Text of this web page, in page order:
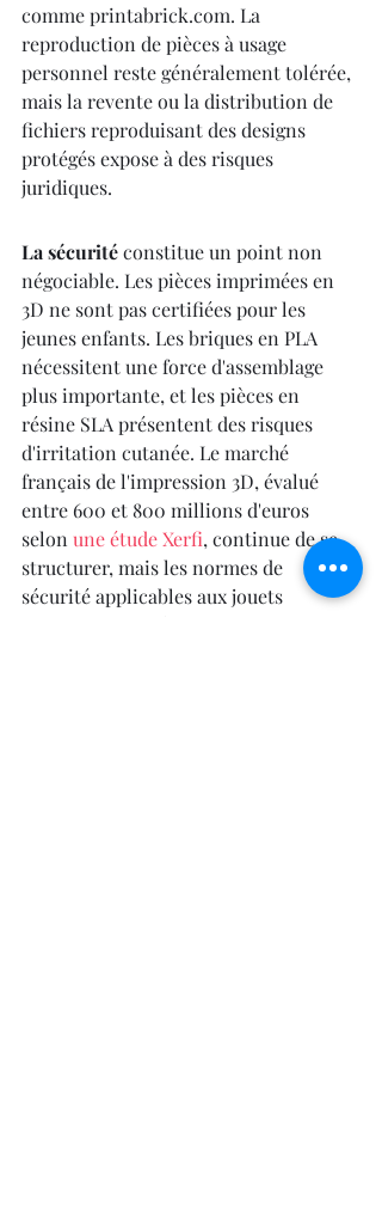
comme printabrick.com. La
reproduction de pièces à usage
personnel reste généralement tolérée,
mais la revente ou la distribution de
fichiers reproduisant des designs
protégés expose à des risques
juridiques.
La sécurité constitue un point non
négociable. Les pièces imprimées en
3D ne sont pas certifiées pour les
jeunes enfants. Les briques en PLA
nécessitent une force d'assemblage
plus importante, et les pièces en
résine SLA présentent des risques
d'irritation cutanée. Le marché
français de l'impression 3D, évalué
entre 600 et 800 millions d'euros
selon une étude Xerfi, continue de se
structurer, mais les normes de
sécurité applicables aux jouets